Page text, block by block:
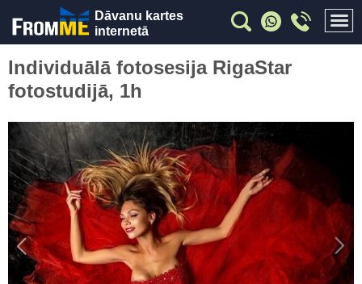
Dāvanu kartes
internetā
Individuālā fotosesija RigaStar
fotostudijā, 1h
Previous